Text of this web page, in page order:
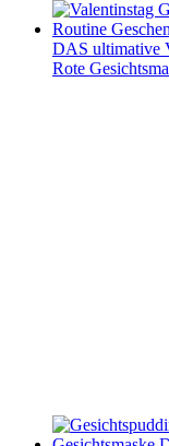
DAS ultimative
Rote